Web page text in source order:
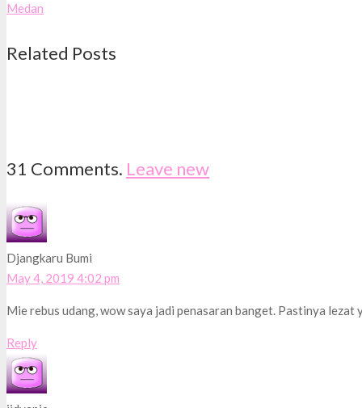
Medan
Related Posts
31 Comments. Leave new
Djangkaru Bumi
May 4, 2019 4:02 pm
Mie rebus udang, wow saya jadi penasaran banget. Pastinya lezat
Reply